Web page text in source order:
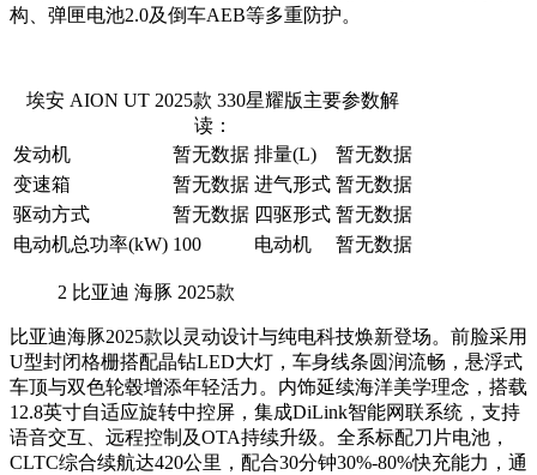
构、弹匣电池2.0及倒车AEB等多重防护。
埃安 AION UT 2025款 330星耀版主要参数解
读：
发动机
暂无数据 排量(L)
暂无数据
变速箱
暂无数据 进气形式 暂无数据
驱动方式
暂无数据 四驱形式 暂无数据
电动机总功率(kW) 100 电动机 暂无数据
2 比亚迪 海豚 2025款
比亚迪海豚2025款以灵动设计与纯电科技焕新登场。前脸采用
U型封闭格栅搭配晶钻LED大灯，车身线条圆润流畅，悬浮式
车顶与双色轮毂增添年轻活力。内饰延续海洋美学理念，搭载
12.8英寸自适应旋转中控屏，集成DiLink智能网联系统，支持
语音交互、远程控制及OTA持续升级。全系标配刀片电池，
CLTC综合续航达420公里，配合30分钟30%-80%快充能力，通